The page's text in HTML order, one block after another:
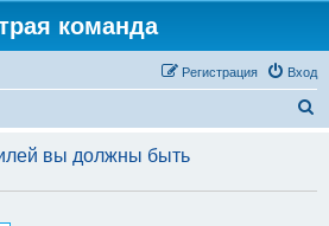
команда
Вход
Регистрация
с
вы должны быть